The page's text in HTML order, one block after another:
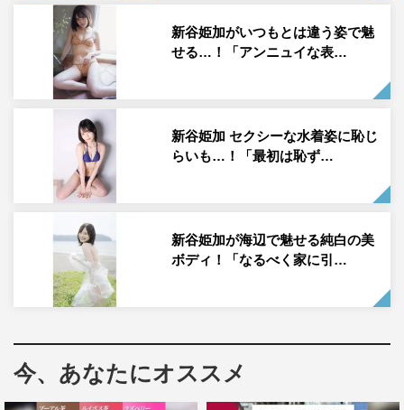
み、1年間で8公演に出演を果たした。学生時代から剣道や
日本舞踊、バレエなどを経験し、スポーツテストでは常に
1位だったという身体能力を活かし、現在はアクションや
殺陣に力を入れているそうだ。
11月27日（土）から開催の舞台『「終末のワルキュー
レ」〜The STAGE of Ragnarok〜』にもイブ役で出演が決
定している彼女が、「週刊ヤングジャンプ」に登場。同誌
には、今回が2度目の掲載となった。
「YJ秋のハロウィンパーティー」ということで仮装美女
が勢揃いする中に参加した新谷は、「この豪華メンバーの
中に自分が入ってることに驚きで…とってもうれしかった
です！ 天使の衣装を用意してくださってて、普段天使の
ルンで楽しめました！！」と喜びを表す。
同特集には同じ事務所の八伏紗世も参加していたが、「や
新谷姫加がいつもとは違う姿で魅
せる…！「アンニュイな表…
新谷姫加 セクシーな水着姿に恥じ
らいも…！「最初は恥ず…
新谷姫加が海辺で魅せる純白の美
ボディ！「なるべく家に引…
今、あなたにオススメ